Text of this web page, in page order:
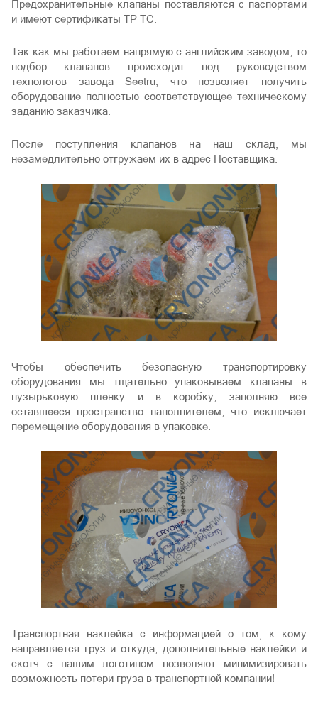
Предохранительные клапаны поставляются с паспортами
и имеют сертификаты ТР ТС.
Так как мы работаем напрямую с английским заводом, то
подбор клапанов происходит под руководством
технологов завода Seetru, что позволяет получить
оборудование полностью соответствующее техническому
заданию заказчика.
После поступления клапанов на наш склад, мы
незамедлительно отгружаем их в адрес Поставщика.
Чтобы обеспечить безопасную транспортировку
оборудования мы тщательно упаковываем клапаны в
пузырьковую пленку и в коробку, заполняю все
оставшееся пространство наполнителем, что исключает
перемещение оборудования в упаковке.
Транспортная наклейка с информацией о том, к кому
направляется груз и откуда, дополнительные наклейки и
скотч с нашим логотипом позволяют минимизировать
возможность потери груза в транспортной компании!